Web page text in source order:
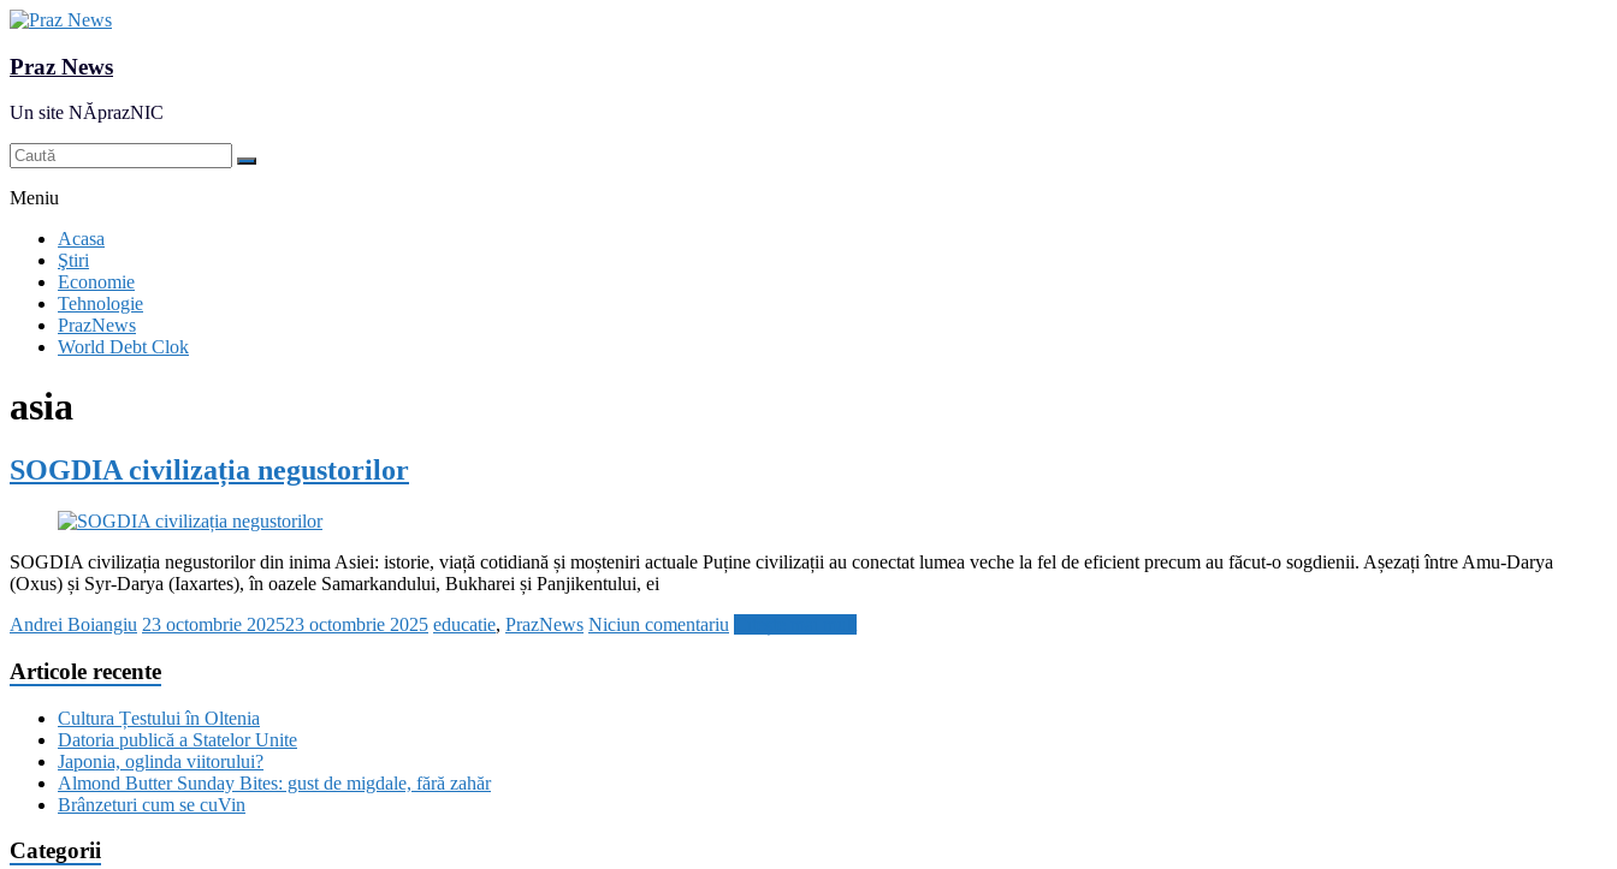
Praz News
Un site NĂprazNIC
Meniu
Acasa
Ştiri
Economie
Tehnologie
PrazNews
World Debt Clok
asia
SOGDIA civilizația negustorilor
SOGDIA civilizația negustorilor din inima Asiei: istorie, viață cotidiană și moșteniri actuale Puține civilizații au conectat lumea veche la fel de eficient precum au făcut-o sogdienii. Așezați între Amu-Darya
(Oxus) și Syr-Darya (Iaxartes), în oazele Samarkandului, Bukharei și Panjikentului, ei
Andrei Boiangiu 23 octombrie 202523 octombrie 2025 educatie, PrazNews Niciun comentariu
Articole recente
Cultura Țestului în Oltenia
Datoria publică a Statelor Unite
Japonia, oglinda viitorului?
Almond Butter Sunday Bites: gust de migdale, fără zahăr
Brânzeturi cum se cuVin
Categorii